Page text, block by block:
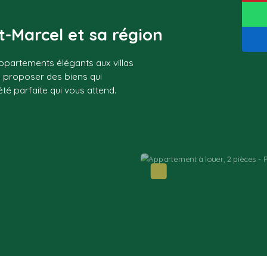
Marcel et sa région
élégants aux villas
proposer des biens qui
parfaite qui vous attend.